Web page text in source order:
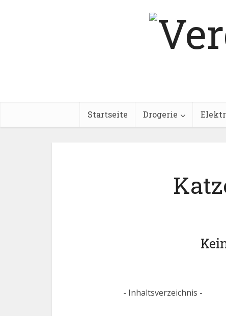
Startseite Drogerie
- Inhaltsverzeichnis -